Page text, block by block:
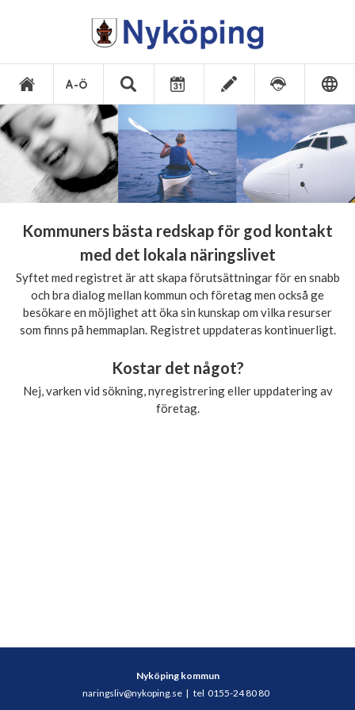
Kommuners bästa redskap för god kontakt
med det lokala näringslivet
Syftet med registret är att skapa förutsättningar för en snabb
och bra dialog mellan kommun och företag men också ge
besökare en möjlighet att öka sin kunskap om vilka resurser
som finns på hemmaplan. Registret uppdateras kontinuerligt.
Kostar det något?
Nej, varken vid sökning, nyregistrering eller uppdatering av
företag.
Nyköping kommun
naringsliv@nykoping.se | tel 0155-24 80 80